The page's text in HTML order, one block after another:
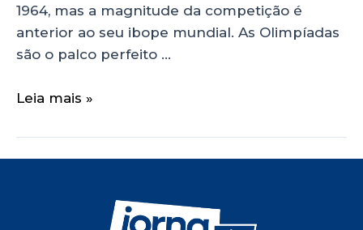
1964, mas a magnitude da competição é
anterior ao seu ibope mundial. As Olimpíadas
são o palco perfeito …
Leia mais »